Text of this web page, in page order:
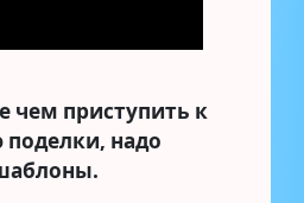
чем приступить к
надо